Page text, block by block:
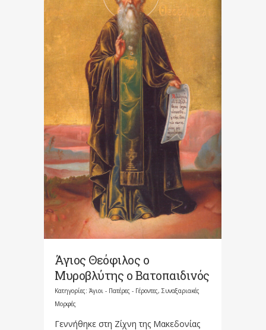
Άγιος Θεόφιλος ο
Μυροβλύτης ο Βατοπαιδινός
Κατηγορίες: Άγιοι - Πατέρες - Γέροντες, Συναξαριακές
Μορφές
Γεννήθηκε στη Ζίχνη της Μακεδονίας